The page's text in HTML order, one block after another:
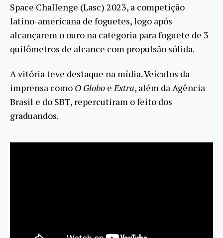
Space Challenge (Lasc) 2023, a competição
latino-americana de foguetes, logo após
alcançarem o ouro na categoria para foguete de 3
quilômetros de alcance com propulsão sólida.
A vitória teve destaque na mídia. Veículos da
imprensa como O Globo eExtra, além da Agência
Brasil e do SBT, repercutiram o feito dos
graduandos.